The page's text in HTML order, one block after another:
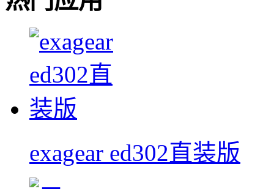
exagear ed302直装版